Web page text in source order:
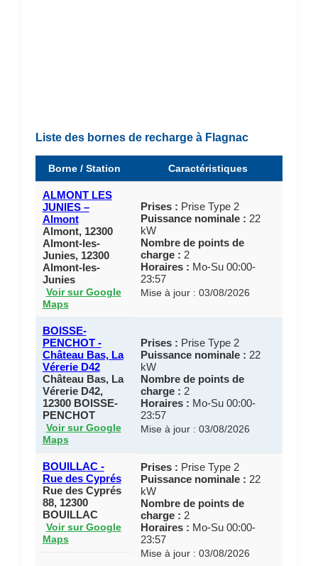
Liste des bornes de recharge à Flagnac
Borne / Station Caractéristiques
ALMONT LES
JUNIES –
Almont
Almont, 12300
Almont-les-
Junies, 12300
Almont-les-
Junies
Voir sur Google
Maps
Prises : Prise Type 2
Puissance nominale : 22
kW
Nombre de points de
charge : 2
Horaires : Mo-Su 00:00-
23:57
Mise à jour : 03/08/2026
BOISSE-
PENCHOT -
Château Bas, La
Vérerie D42
Château Bas, La
Vérerie D42,
12300 BOISSE-
PENCHOT
Voir sur Google
Maps
Prises : Prise Type 2
Puissance nominale : 22
kW
Nombre de points de
charge : 2
Horaires : Mo-Su 00:00-
23:57
Mise à jour : 03/08/2026
BOUILLAC -
Rue des Cyprés
Rue des Cyprés
88, 12300
BOUILLAC
Voir sur Google
Maps
Prises : Prise Type 2
Puissance nominale : 22
kW
Nombre de points de
charge : 2
Horaires : Mo-Su 00:00-
23:57
Mise à jour : 03/08/2026